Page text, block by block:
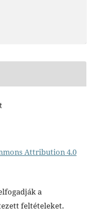
Attribution 4.0
a
feltételeket.